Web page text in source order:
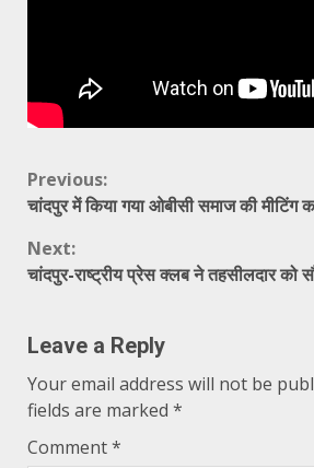
Continue
Reading
Previous:
चांदपुर में किया गया ओबीसी समाज की मीटिंग
Next:
चांदपुर-राष्ट्रीय प्रेस क्लब ने तहसीलदार को
Leave a Reply
Your email address will not be
fields are marked *
Comment*